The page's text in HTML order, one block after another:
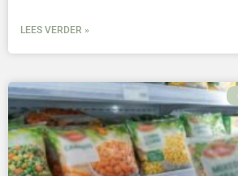
LEES VERDER »